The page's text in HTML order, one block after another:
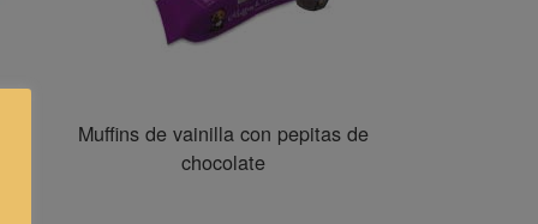
Muffins de vainilla con pepitas de
chocolate